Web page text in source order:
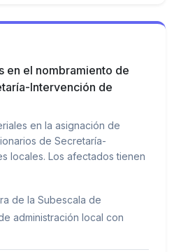
en el nombramiento de
Intervención de
en la asignación de
de Secretaría-
locales. Los afectados tienen
de la Subescala de
administración local con